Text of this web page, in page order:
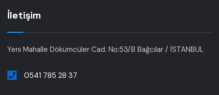
İletişim
Yeni Mahalle Dökümcüler Cad. No:53/B Bağcılar / İSTANBUL
0541 785 28 37